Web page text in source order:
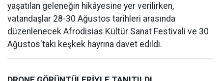
yaşatılan geleneğin hikâyesine yer verilirken,
vatandaşlar 28-30 Ağustos tarihleri arasında
düzenlenecek Afrodisias Kültür Sanat Festivali ve 30
Ağustos'taki keşkek hayrına davet edildi.